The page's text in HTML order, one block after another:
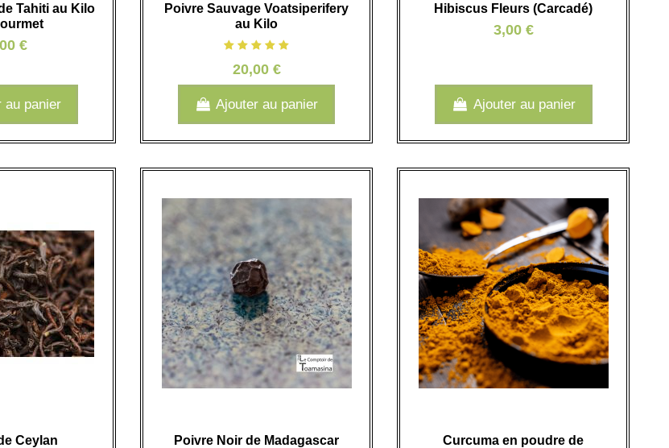
Tahiti au Kilo
€
au panier
Poivre Sauvage Voatsiperifery
au Kilo
20,00 €
Ajouter au panier
Hibiscus Fleurs (Carcadé)
3,00 €
Ajouter au panier
Ceylan Poivre Noir de Madagascar
Curcuma en poudre de